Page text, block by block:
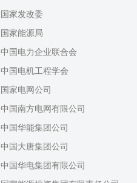
国家发改委
国家能源局
中国电力企业联合会
中国电机工程学会
国家电网公司
中国南方电网有限公司
中国华能集团公司
中国大唐集团公司
中国华电集团有限公司